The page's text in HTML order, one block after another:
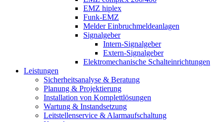
EMZ hiplex
Funk-EMZ
Melder Einbruchmeldeanlagen
Signalgeber
Intern-Signalgeber
Extern-Signalgeber
Elektromechanische Schalteinrichtungen
Leistungen
Sicherheitsanalyse & Beratung
Planung & Projektierung​
Installation von Komplettlösungen
Wartung & Instandsetzung
Leitstellenservice & Alarmaufschaltung